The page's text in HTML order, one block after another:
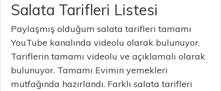
Salata Tarifleri Listesi
Paylaşmış olduğum salata tarifleri tamamı
YouTube kanalında videolu olarak bulunuyor.
Tariflerin tamamı videolu ve açıklamalı olarak
bulunuyor. Tamamı Evimin yemekleri
mutfağında hazırlandı. Farklı salata tarifleri